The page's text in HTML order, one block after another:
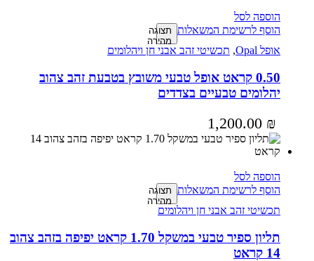
הוספה לסל
הוסף לרשימת המשאלות תצוגה
מהירה
אופל Opal , תכשיטי זהב אבני חן ויהלומים
0.50 קראט אופל טבעי משובץ בטבעת זהב צהוב
יהלומים טבעיים בצדדים
1,200.00 ₪
הוספה לסל
הוסף לרשימת המשאלות תצוגה
מהירה
תכשיטי זהב אבני חן ויהלומים
תליון ספיר טבעי במשקל 1.70 קראט יפיפה בזהב צהוב
14 קראט